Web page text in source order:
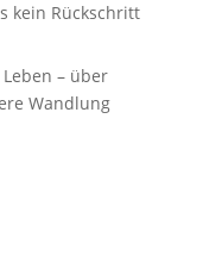
kein Rückschritt
– über
Wandlung